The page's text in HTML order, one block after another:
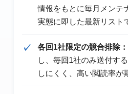
情報をもとに毎月メンテ
実態に即した最新リスト
各回1社限定の競合排除：
し、毎回1社のみ送付す
しにくく、高い閲読率が